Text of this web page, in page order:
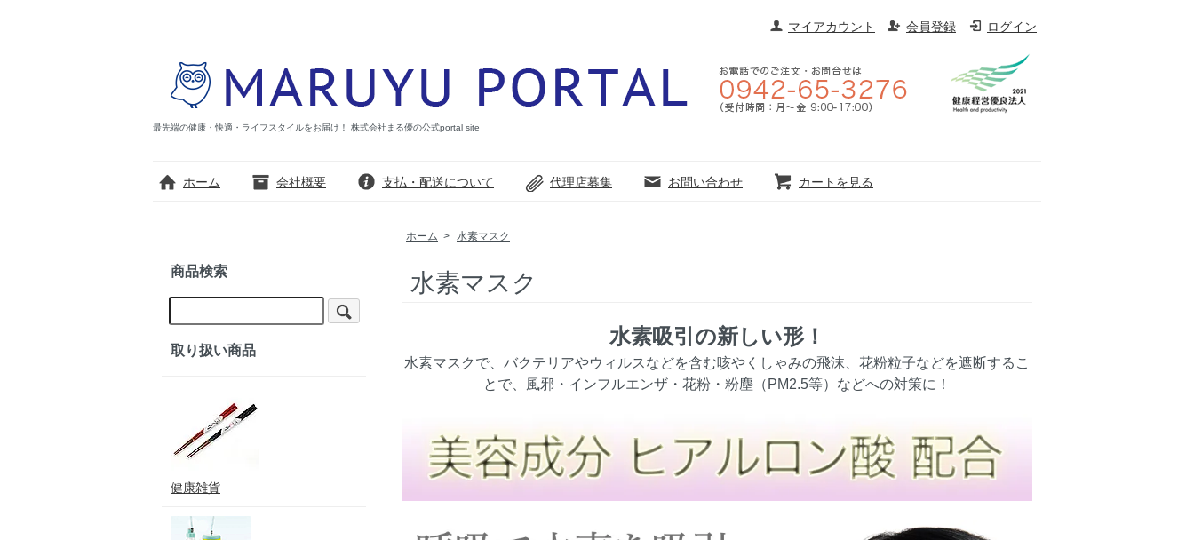
マイアカウント 会員登録 ログイン
最先端の健康・快適・ライフスタイルをお届け！ 株式会社まる優の公式portal site
ホーム 会社概要 支払・配送について 代理店募集 お問い合わせ カートを見る
ホーム > 水素マスク
水素マスク
水素吸引の新しい形！
水素マスクで、バクテリアやウィルスなどを含む咳やくしゃみの飛沫、花粉粒子などを遮断するこ
とで、風邪・インフルエンザ・花粉・粉塵（PM2.5等）などへの対策に！
商品検索
取り扱い商品
健康雑貨